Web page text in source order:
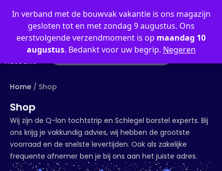
In verband met de bouwvak vakantie is ons magazijn
gesloten tot en met zondag 9 augustus. Ons
eerstvolgende verzendmoment is op maandag 10
augustus. Bedankt voor uw begrip. Negeren
Mijn
Account
Home / Shop
Shop
Wij zijn de Q-lon tochtstrip en Schlegel borstel experts. Bij
ons krijg je vakkundig advies, wij hebben de grootste
voorraad en de snelste levertijden. Ook als zakelijke
frequente afnemer ben je bij ons aan het juiste adres.